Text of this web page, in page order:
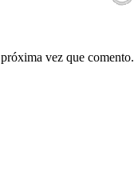
vez que comento.